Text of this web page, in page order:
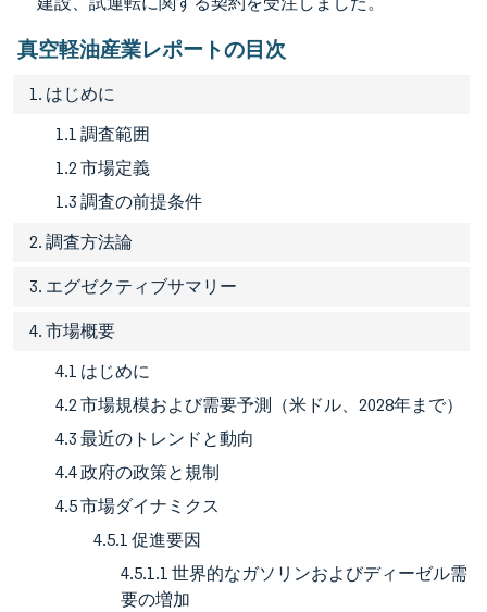
真空軽油産業レポートの目次
1. はじめに
1.1 調査範囲
1.2 市場定義
1.3 調査の前提条件
2. 調査方法論
3. エグゼクティブサマリー
4. 市場概要
4.1 はじめに
4.2 市場規模および需要予測（米ドル、2028年まで）
4.3 最近のトレンドと動向
4.4 政府の政策と規制
4.5 市場ダイナミクス
4.5.1 促進要因
4.5.1.1 世界的なガソリンおよびディーゼル需
要の増加